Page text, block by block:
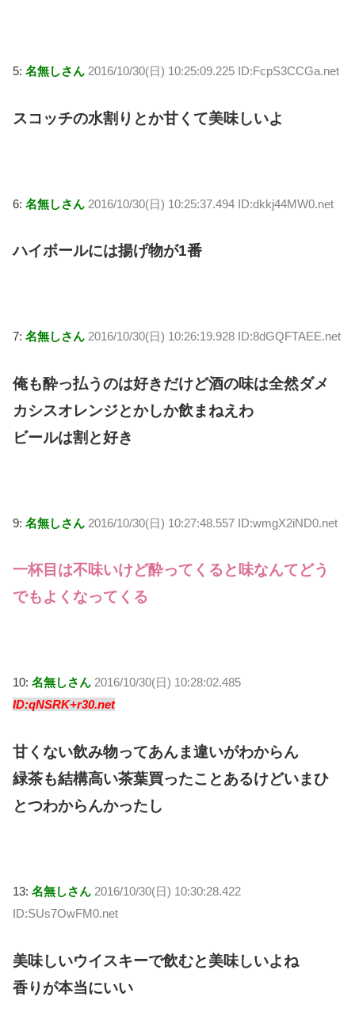
5: 名無しさん 2016/10/30(日) 10:25:09.225 ID:FcpS3CCGa.net
スコッチの水割りとか甘くて美味しいよ
6: 名無しさん 2016/10/30(日) 10:25:37.494 ID:dkkj44MW0.net
ハイボールには揚げ物が1番
7: 名無しさん 2016/10/30(日) 10:26:19.928 ID:8dGQFTAEE.net
俺も酔っ払うのは好きだけど酒の味は全然ダメ
カシスオレンジとかしか飲まねえわ
ビールは割と好き
9: 名無しさん 2016/10/30(日) 10:27:48.557 ID:wmgX2iND0.net
一杯目は不味いけど酔ってくると味なんてどう
でもよくなってくる
10: 名無しさん 2016/10/30(日) 10:28:02.485
ID:qNSRK+r30.net
甘くない飲み物ってあんま違いがわからん
緑茶も結構高い茶葉買ったことあるけどいまひ
とつわからんかったし
13: 名無しさん 2016/10/30(日) 10:30:28.422
ID:SUs7OwFM0.net
美味しいウイスキーで飲むと美味しいよね
香りが本当にいい